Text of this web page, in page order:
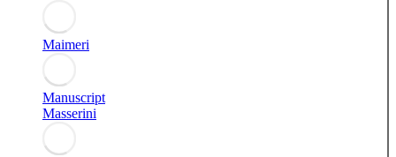
Maimeri
Manuscript
Masserini